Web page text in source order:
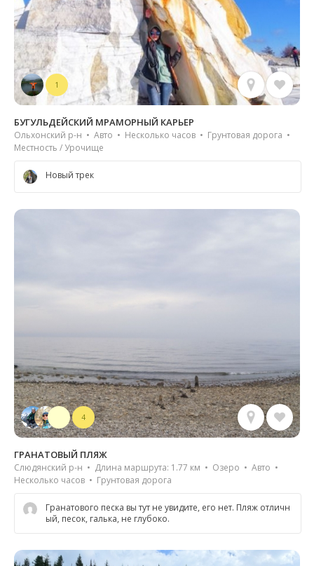
1
БУГУЛЬДЕЙСКИЙ МРАМОРНЫЙ КАРЬЕР
Ольхонский р-н • Авто • Несколько часов • Грунтовая дорога •
Местность / Урочище
Новый трек
4
ГРАНАТОВЫЙ ПЛЯЖ
Слюдянский р-н • Длина маршрута: 1.77 км • Озеро • Авто •
Несколько часов • Грунтовая дорога
Гранатового песка вы тут не увидите, его нет. Пляж отличн
ый, песок, галька, не глубоко.